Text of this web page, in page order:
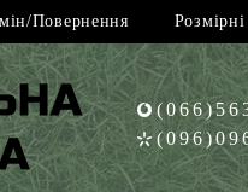
Повернення Розмірні